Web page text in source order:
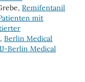
Remifentanil
mit
, Berlin Medical
Berlin Medical